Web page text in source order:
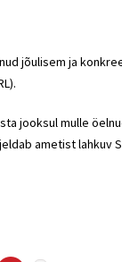
jõulisem ja
jooksul mulle
ametist